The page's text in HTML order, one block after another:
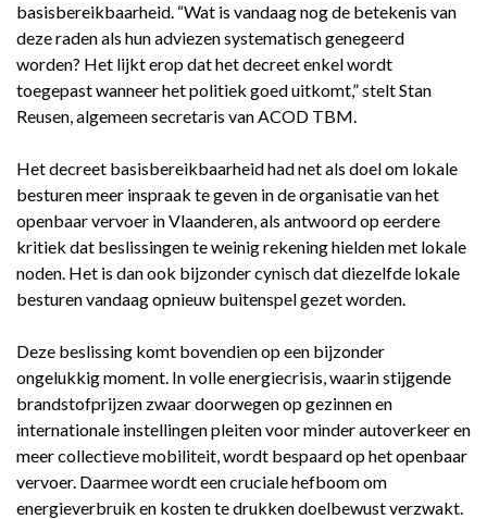
basisbereikbaarheid. “Wat is vandaag nog de betekenis van
deze raden als hun adviezen systematisch genegeerd
worden? Het lijkt erop dat het decreet enkel wordt
toegepast wanneer het politiek goed uitkomt,” stelt Stan
Reusen, algemeen secretaris van ACOD TBM.
Het decreet basisbereikbaarheid had net als doel om lokale
besturen meer inspraak te geven in de organisatie van het
openbaar vervoer in Vlaanderen, als antwoord op eerdere
kritiek dat beslissingen te weinig rekening hielden met lokale
noden. Het is dan ook bijzonder cynisch dat diezelfde lokale
besturen vandaag opnieuw buitenspel gezet worden.
Deze beslissing komt bovendien op een bijzonder
ongelukkig moment. In volle energiecrisis, waarin stijgende
brandstofprijzen zwaar doorwegen op gezinnen en
internationale instellingen pleiten voor minder autoverkeer en
meer collectieve mobiliteit, wordt bespaard op het openbaar
vervoer. Daarmee wordt een cruciale hefboom om
energieverbruik en kosten te drukken doelbewust verzwakt.